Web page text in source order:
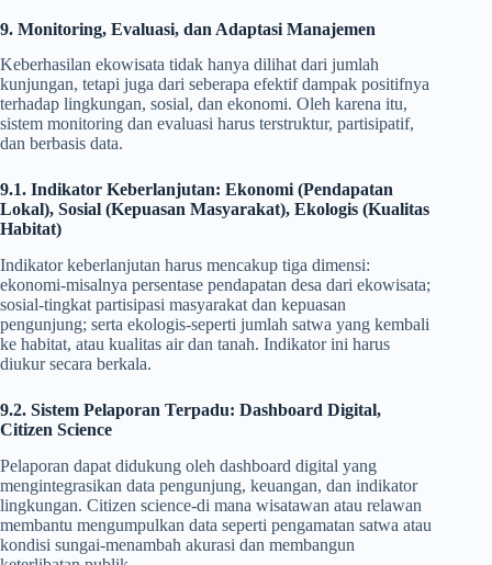
9. Monitoring, Evaluasi, dan Adaptasi Manajemen
Keberhasilan ekowisata tidak hanya dilihat dari jumlah
kunjungan, tetapi juga dari seberapa efektif dampak positifnya
terhadap lingkungan, sosial, dan ekonomi. Oleh karena itu,
sistem monitoring dan evaluasi harus terstruktur, partisipatif,
dan berbasis data.
9.1. Indikator Keberlanjutan: Ekonomi (Pendapatan
Lokal), Sosial (Kepuasan Masyarakat), Ekologis (Kualitas
Habitat)
Indikator keberlanjutan harus mencakup tiga dimensi:
ekonomi-misalnya persentase pendapatan desa dari ekowisata;
sosial-tingkat partisipasi masyarakat dan kepuasan
pengunjung; serta ekologis-seperti jumlah satwa yang kembali
ke habitat, atau kualitas air dan tanah. Indikator ini harus
diukur secara berkala.
9.2. Sistem Pelaporan Terpadu: Dashboard Digital,
Citizen Science
Pelaporan dapat didukung oleh dashboard digital yang
mengintegrasikan data pengunjung, keuangan, dan indikator
lingkungan. Citizen science-di mana wisatawan atau relawan
membantu mengumpulkan data seperti pengamatan satwa atau
kondisi sungai-menambah akurasi dan membangun